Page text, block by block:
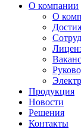
О компании
О
Продукция
Новости
Решения
Контакты